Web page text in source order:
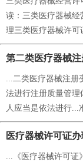
读：三类医疗器械
理三类医疗器械许可
第二类医疗器械
...二类医疗器械注
法进行注册质量管
人应当是依法进行...
医疗器械许可证
...《医疗器械许可